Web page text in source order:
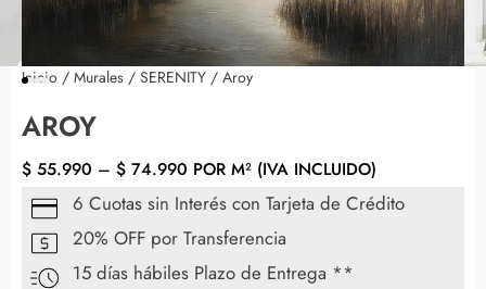
Inicio / Murales / SERENITY / Aroy
AROY
$ 55.990 – $ 74.990 POR M² (IVA INCLUIDO)
6 Cuotas sin Interés con Tarjeta de Crédito
20% OFF por Transferencia
15 días hábiles Plazo de Entrega **